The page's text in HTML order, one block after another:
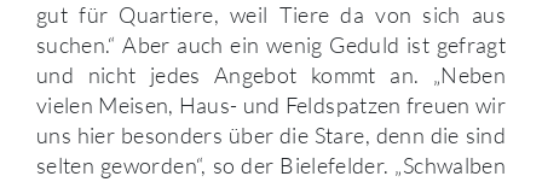
gut für Quartiere, weil Tiere da von sich aus
suchen.“ Aber auch ein wenig Geduld ist gefragt
und nicht jedes Angebot kommt an. „Neben
vielen Meisen, Haus- und Feldspatzen freuen wir
uns hier besonders über die Stare, denn die sind
selten geworden“, so der Bielefelder. „Schwalben